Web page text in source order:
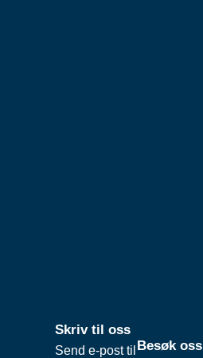
Skriv til oss
Send e-post til Besøk oss